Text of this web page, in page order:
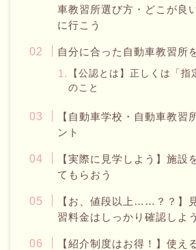
車教習所選び方・どこが良
に行こう
自分に合った自動車教習所
【公認とは】正しくは「指
のこと
【自動車学校・自動車教習
ント
【実際に見学しよう】施設
てもらおう
【お、値段以上……？？】
習料金はしっかり確認しよう
【紹介制度はお得！】使え